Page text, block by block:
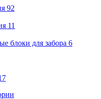
92
11
блоки для забора 6